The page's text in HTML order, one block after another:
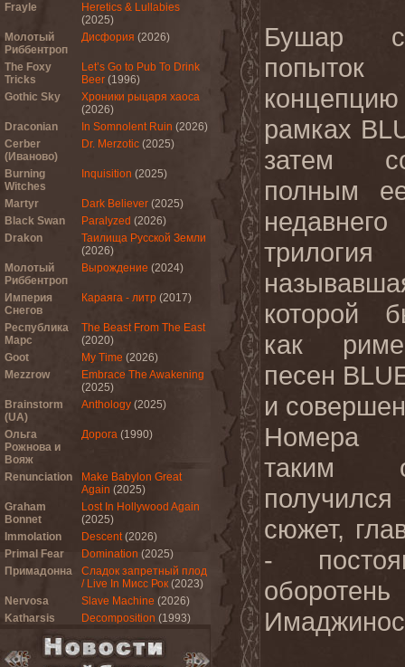
Frayle
Heretics & Lullabies
(2025)
Молотый
Риббентроп
Дисфория (2026)
The Foxy
Tricks
Let’s Go to Pub To Drink
Beer (1996)
Gothic Sky
Хроники рыцаря хаоса
(2026)
Draconian
In Somnolent Ruin (2026)
Cerber
(Иваново)
Dr. Merzotic (2025)
Burning
Witches
Inquisition (2025)
Martyr Dark Believer (2025)
Black Swan
Paralyzed (2026)
Drakon
Таилища Русской Земли
(2026)
Молотый
Риббентроп
Вырождение (2024)
Империя
Снегов
Караяга - литр (2017)
Республика
Марс
The Beast From The East
(2020)
Goot
My Time (2026)
Mezzrow
Embrace The Awakening
(2025)
Brainstorm
(UA)
Anthology (2025)
Ольга
Рожнова и
Вояж
Дорога (1990)
Renunciation
Make Babylon Great
Again (2025)
Graham
Bonnet
Lost In Hollywood Again
(2025)
Immolation
Descent(2026)
Primal Fear
Domination (2025)
Примадонна
Сладок запретный плод
/ Live In Мисс Рок (2023)
Nervosa
Slave Machine (2026)
Katharsis
Decomposition (1993)
Бушар
рамках
затем
полным
которой
как
песен
и
Номера
таким
сюжет,
-